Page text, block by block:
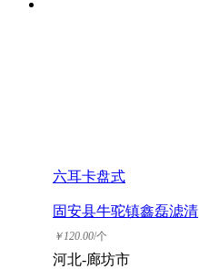
六耳卡盘式
固安县牛驼镇鑫磊滤清
器厂
￥120.00/个
河北-廊坊市